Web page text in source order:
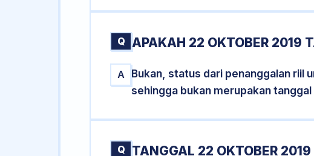
Q APAKAH 22 OKTOBER 2019
A
Bukan, status dari penanggalan riil
sehingga bukan merupakan tanggal
Q TANGGAL 22 OKTOBER